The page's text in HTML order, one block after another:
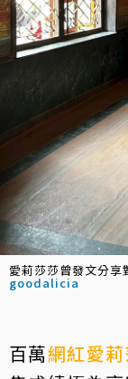
愛莉莎莎曾發文分
goodalicia
百萬網紅愛